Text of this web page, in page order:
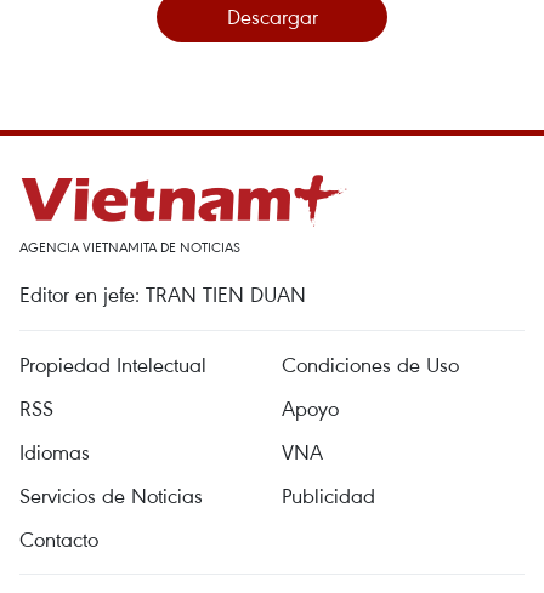
Descargar
AGENCIA VIETNAMITA DE NOTICIAS
Editor en jefe: TRAN TIEN DUAN
Propiedad Intelectual
Condiciones de Uso
RSS
Apoyo
Idiomas
VNA
Servicios de Noticias
Publicidad
Contacto